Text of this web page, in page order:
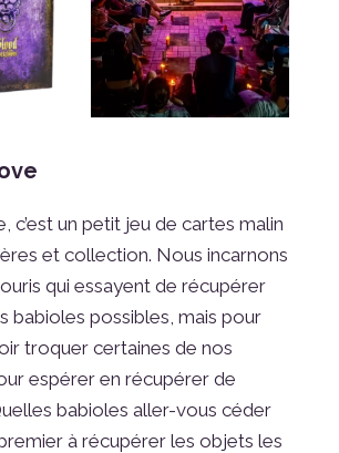
c’est un petit jeu de cartes malin
et collection. Nous incarnons
qui essayent de récupérer
babioles possibles, mais pour
troquer certaines de nos
espérer en récupérer de
babioles aller-vous céder
à récupérer les objets les